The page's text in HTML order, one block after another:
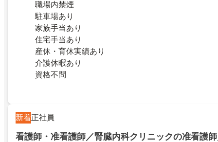
職場内禁煙
駐車場あり
家族手当あり
住宅手当あり
産休・育休実績あり
介護休暇あり
資格不問
新着正社員
看護師・准看護師／腎臓内科クリニックの准看護